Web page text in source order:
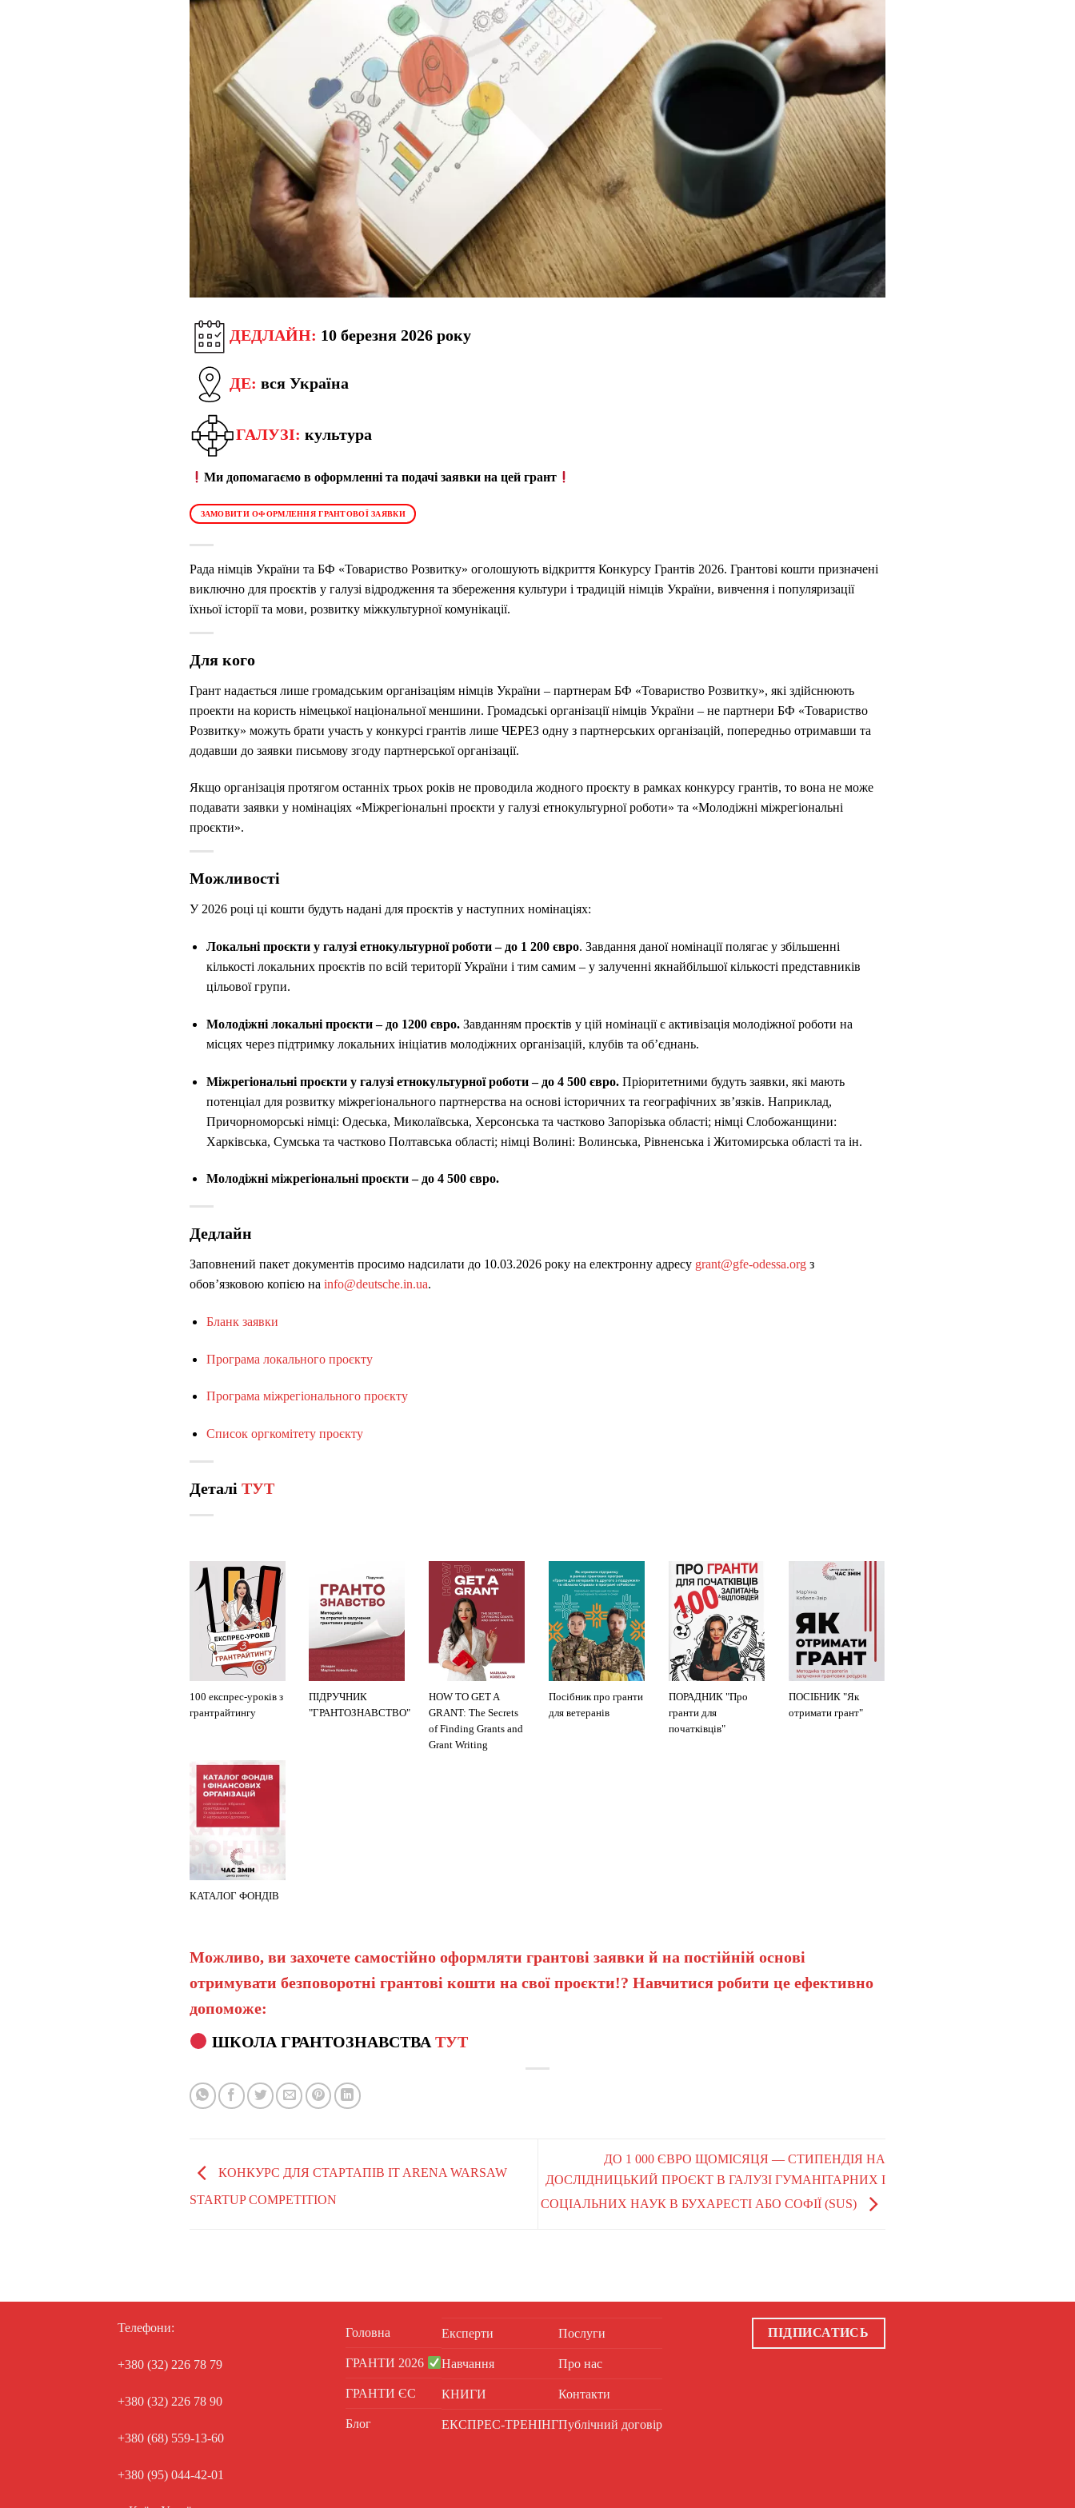
ДЕДЛАЙН: 10 березня 2026 року
ДЕ: вся Україна
ГАЛУЗІ: культура
Ми допомагаємо в оформленні та подачі заявки на цей грант
ЗАМОВИТИ ОФОРМЛЕННЯ ГРАНТОВОЇ ЗАЯВКИ
Рада німців України та БФ «Товариство Розвитку» оголошують відкриття Конкурсу Грантів 2026. Грантові кошти призначені
виключно для проєктів у галузі відродження та збереження культури і традицій німців України, вивчення і популяризації
їхньої історії та мови, розвитку міжкультурної комунікації.
Для кого
Грант надається лише громадським організаціям німців України – партнерам БФ «Товариство Розвитку», які здійснюють
проекти на користь німецької національної меншини. Громадські організації німців України – не партнери БФ «Товариство
Розвитку» можуть брати участь у конкурсі грантів лише ЧЕРЕЗ одну з партнерських організацій, попередньо отримавши та
додавши до заявки письмову згоду партнерської організації.
Якщо організація протягом останніх трьох років не проводила жодного проєкту в рамках конкурсу грантів, то вона не може
подавати заявки у номінаціях «Міжрегіональні проєкти у галузі етнокультурної роботи» та «Молодіжні міжрегіональні
проєкти».
Можливості
У 2026 році ці кошти будуть надані для проєктів у наступних номінаціях:
Локальні проєкти у галузі етнокультурної роботи – до 1 200 євро. Завдання даної номінації полягає у збільшенні
кількості локальних проєктів по всій території України і тим самим – у залученні якнайбільшої кількості представників
цільової групи.
Молодіжні локальні проєкти – до 1200 євро.Завданням проєктів у цій номінації є активізація молодіжної роботи на
місцях через підтримку локальних ініціатив молодіжних організацій, клубів та об’єднань.
Міжрегіональні проєкти у галузі етнокультурної роботи – до 4 500 євро.Пріоритетними будуть заявки, які мають
потенціал для розвитку міжрегіонального партнерства на основі історичних та географічних зв’язків. Наприклад,
Причорноморські німці: Одеська, Миколаївська, Херсонська та частково Запорізька області; німці Слобожанщини:
Харківська, Сумська та частково Полтавська області; німці Волині: Волинська, Рівненська і Житомирська області та ін.
Молодіжні міжрегіональні проєкти – до 4 500 євро.
Дедлайн
Заповнений пакет документів просимо надсилати до 10.03.2026 року на електронну адресу grant@gfe-odessa.org з
обов’язковою копією на info@deutsche.in.ua.
Бланк заявки
Програма локального проєкту
Програма міжрегіонального проєкту
Список оргкомітету проєкту
Деталі ТУТ
100 експрес-уроків з
грантрайтингу
ПІДРУЧНИК
"ГРАНТОЗНАВСТВО"
HOW TO GET A
GRANT: The Secrets
of Finding Grants and
Grant Writing
Посібник про гранти
для ветеранів
ПОРАДНИК "Про
гранти для
початківців"
ПОСІБНИК "Як
отримати грант"
КАТАЛОГ ФОНДІВ
Можливо, ви захочете самостійно оформляти грантові заявки й на постійній основі
отримувати безповоротні грантові кошти на свої проєкти!? Навчитися робити це ефективно
допоможе:
ШКОЛА ГРАНТОЗНАВСТВА ТУТ
КОНКУРС ДЛЯ СТАРТАПІВ IT ARENA WARSAW
STARTUP COMPETITION
ДО 1 000 ЄВРО ЩОМІСЯЦЯ — СТИПЕНДІЯ НА
ДОСЛІДНИЦЬКИЙ ПРОЄКТ В ГАЛУЗІ ГУМАНІТАРНИХ І
СОЦІАЛЬНИХ НАУК В БУХАРЕСТІ АБО СОФІЇ (SUS)
Телефони:
+380 (32) 226 78 79
+380 (32) 226 78 90
+380 (68) 559-13-60
+380 (95) 044-42-01
Головна
ГРАНТИ 2026
ГРАНТИ ЄС
Блог
Експерти
Навчання
КНИГИ
ЕКСПРЕС-ТРЕНІНГ
Послуги
Про нас
Контакти
Публічний договір
ПІДПИСАТИСЬ